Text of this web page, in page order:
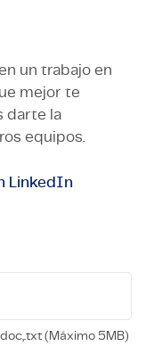
un trabajo en
mejor te
darte la
equipos.
LinkedIn
(Máximo 5MB)